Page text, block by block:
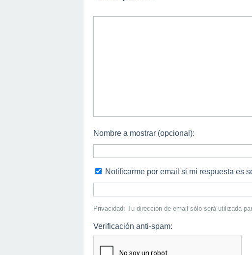
Nombre a mostrar (opcional):
Notificarme por email si mi respuesta es
Privacidad: Tu dirección de email sólo será utilizada
Verificación anti-spam: